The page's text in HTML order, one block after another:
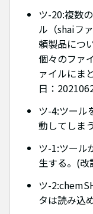
ツ-20:複数
ル（shaiフ
頼製品につ
個々のファ
ァイルにま
日：
ツ-4:ツール
動してしま
ツ-1:ツール
生する。(
ツ-
タは読み込